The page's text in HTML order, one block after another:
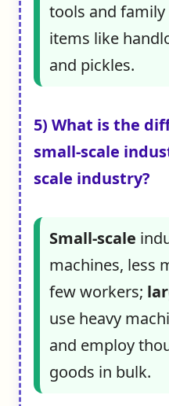
tools and
items like
and pickles.
5) What is the
small-scale
scale industry?
Small-scale
machines, less
few workers;
use heavy
and employ
goods in bulk.